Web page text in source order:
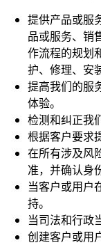
提供产品或服
品或服务、销
作流程的规划
护、修理、安
提高我们的服
体验。
检测和纠正我
根据客户要求
在所有涉及风
准，并确认身
当客户或用户
持。
当司法和行政
创建客户或用